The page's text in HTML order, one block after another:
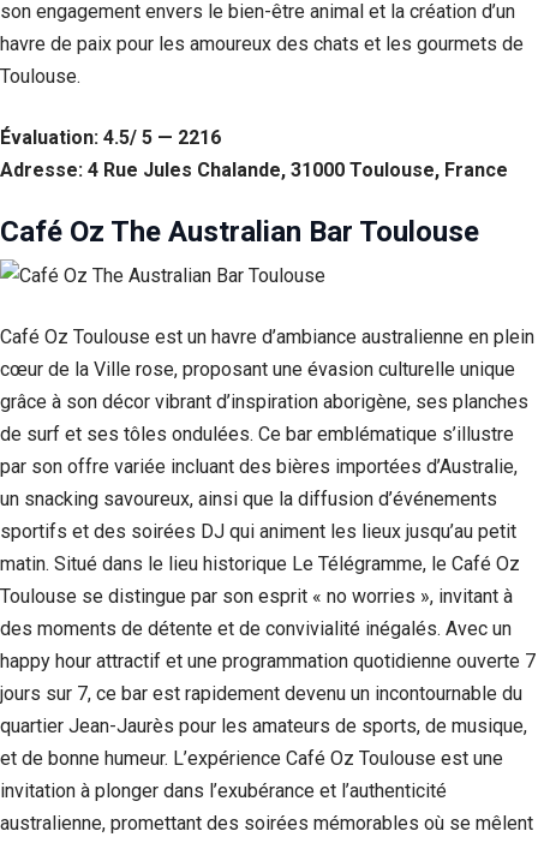
son engagement envers le bien-être animal et la création d’un
havre de paix pour les amoureux des chats et les gourmets de
Toulouse.
Évaluation: 4.5/ 5 — 2216
Adresse: 4 Rue Jules Chalande, 31000 Toulouse, France
Café Oz The Australian Bar Toulouse
Café Oz Toulouse est un havre d’ambiance australienne en plein
cœur de la Ville rose, proposant une évasion culturelle unique
grâce à son décor vibrant d’inspiration aborigène, ses planches
de surf et ses tôles ondulées. Ce bar emblématique s’illustre
par son offre variée incluant des bières importées d’Australie,
un snacking savoureux, ainsi que la diffusion d’événements
sportifs et des soirées DJ qui animent les lieux jusqu’au petit
matin. Situé dans le lieu historique Le Télégramme, le Café Oz
Toulouse se distingue par son esprit « no worries », invitant à
des moments de détente et de convivialité inégalés. Avec un
happy hour attractif et une programmation quotidienne ouverte 7
jours sur 7, ce bar est rapidement devenu un incontournable du
quartier Jean-Jaurès pour les amateurs de sports, de musique,
et de bonne humeur. L’expérience Café Oz Toulouse est une
invitation à plonger dans l’exubérance et l’authenticité
australienne, promettant des soirées mémorables où se mêlent
Experience
Afin que notre
fonctionne
possible lors
Si vous
cookies,
certaines
fonctionnalités
Marketing
votre intérêt et
votre
lorsque vous
visitez notre
site, vous
augmentez les
chances de
voir du
offres
personnalisés.